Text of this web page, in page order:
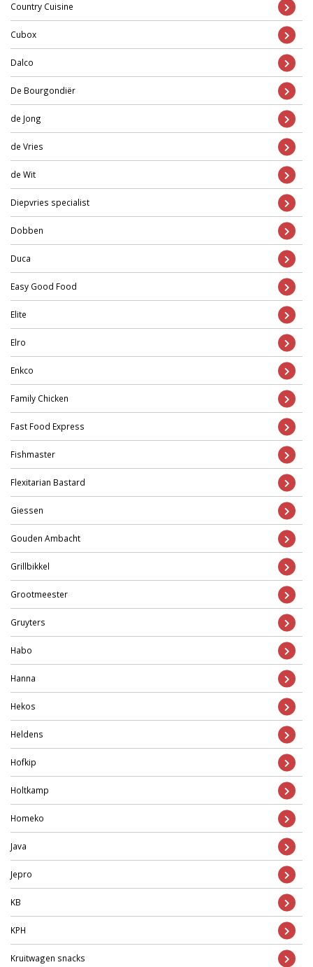
Country Cuisine
Cubox
Dalco
De Bourgondiër
de Jong
de Vries
de Wit
Diepvries specialist
Dobben
Duca
Easy Good Food
Elite
Elro
Enkco
Family Chicken
Fast Food Express
Fishmaster
Flexitarian Bastard
Giessen
Gouden Ambacht
Grillbikkel
Grootmeester
Gruyters
Habo
Hanna
Hekos
Heldens
Hofkip
Holtkamp
Homeko
Java
Jepro
KB
KPH
Kruitwagen snacks